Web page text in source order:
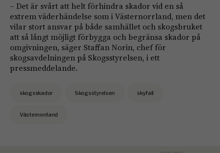
– Det är svårt att helt förhindra skador vid en så
extrem väderhändelse som i Västernorrland, men det
vilar stort ansvar på både samhället och skogsbruket
att så långt möjligt förbygga och begränsa skador på
omgivningen, säger Staffan Norin, chef för
skogsavdelningen på Skogsstyrelsen, i ett
pressmeddelande.
skogsskador Skogsstyrelsen skyfall
Västernorrland